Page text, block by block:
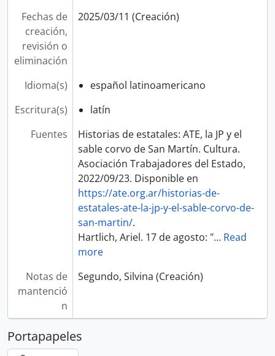
Fechas de
creación,
revisión o
eliminación
2025/03/11 (Creación)
Idioma(s)
español latinoamericano
Escritura(s)
latín
Fuentes
Historias de estatales: ATE, la JP y el
sable corvo de San Martín. Cultura.
Asociación Trabajadores del Estado,
2022/09/23. Disponible en
https://ate.org.ar/historias-de-
estatales-ate-la-jp-y-el-sable-corvo-de-
san-martin/.
Hartlich, Ariel. 17 de agosto: "… Read
more
Notas de
mantenció
n
Segundo, Silvina (Creación)
Portapapeles